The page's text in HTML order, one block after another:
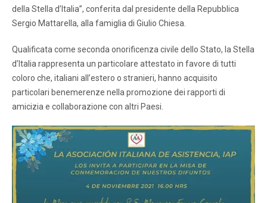
della Stella d’Italia”, conferita dal presidente della Repubblica
Sergio Mattarella, alla famiglia di Giulio Chiesa.
Qualificata come seconda onorificenza civile dello Stato, la Stella
d’Italia rappresenta un particolare attestato in favore di tutti
coloro che, italiani all’estero o stranieri, hanno acquisito
particolari benemerenze nella promozione dei rapporti di
amicizia e collaborazione con altri Paesi.